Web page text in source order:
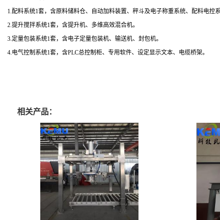
1.配料系统1套，含原料储料仓、自动加料装置、秤斗及电子称重系统、配料电控
2.提升搅拌系统1套，含提升机、多维高效混合机。
3.定量包装系统1套，含电子定量包装机、输送机、封包机。
4.电气控制系统1套，含PLC总控制柜、专用软件、设定显示文本、电缆桥架。
相关产品：